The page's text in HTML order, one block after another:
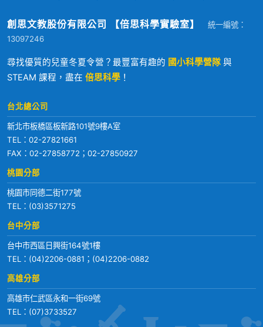
創思文教股份有限公司 【倍思科學實驗室】
統一編號：
13097246
尋找優質的兒童冬夏令營？最豐富有趣的 國小科學營隊 與
STEAM 課程，盡在 倍思科學 ！
台北總公司
新北市板橋區板新路101號9樓A室
TEL： 02-27821661
FAX：02-27858772；02-27850927
桃園分部
桃園市同德二街177號
TEL： (03)3571275
台中分部
台中市西區日興街164號1樓
TEL： (04)2206-0881 ； (04)2206-0882
高雄分部
高雄市仁武區永和一街69號
TEL： (07)3733527